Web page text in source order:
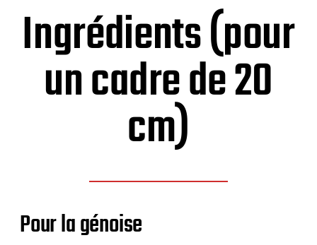
Ingrédients (pour
un cadre de 20
cm)
Pour la génoise